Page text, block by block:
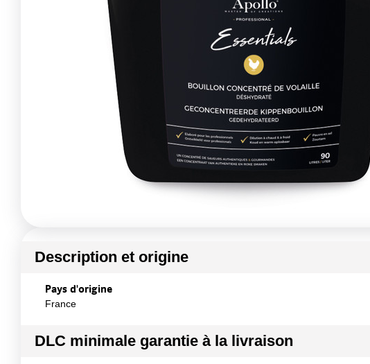
Description et origine
Pays d'origine
France
DLC minimale garantie à la livraison